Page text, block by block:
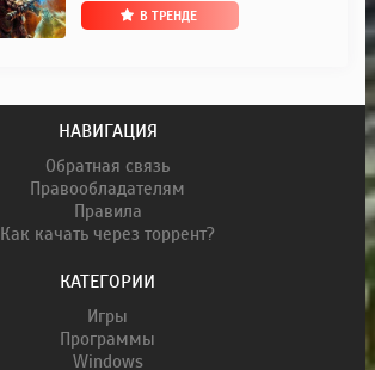
В ТРЕНДЕ
НАВИГАЦИЯ
Обратная связь
Правообладателям
Правила
Как качать через торрент?
КАТЕГОРИИ
Игры
Программы
Windows